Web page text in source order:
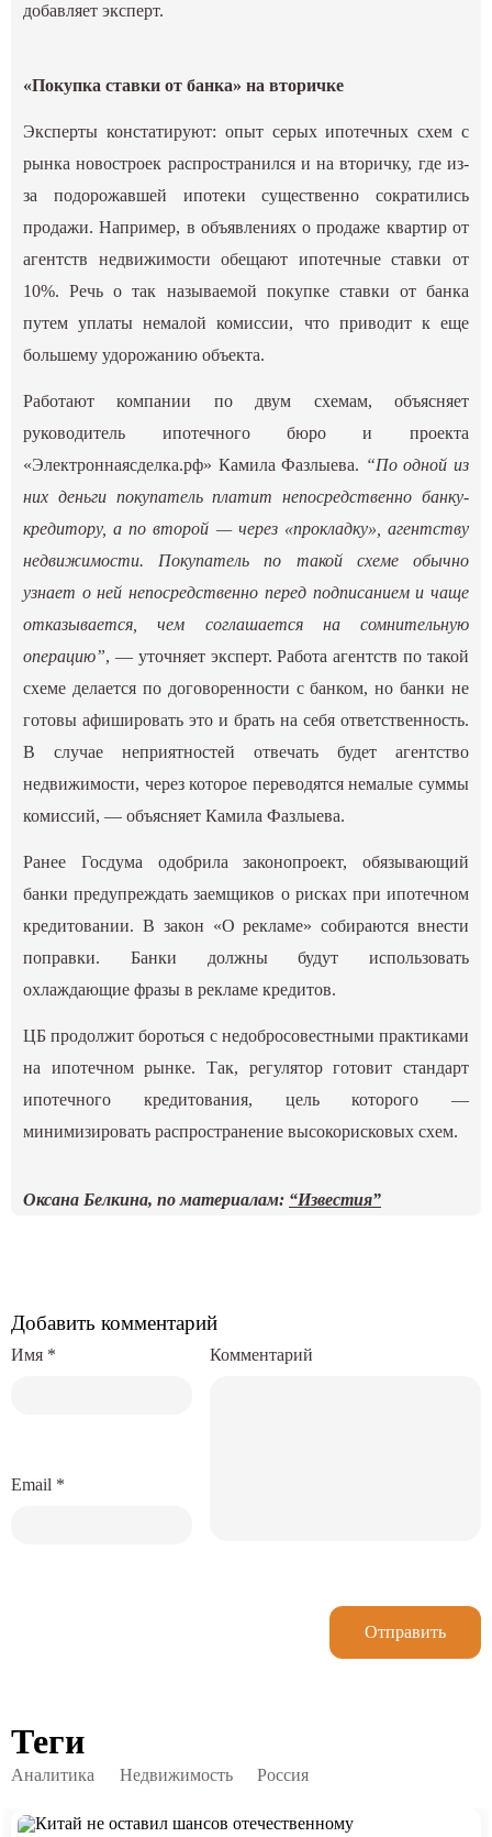
добавляет эксперт.
«Покупка ставки от банка» на вторичке
Эксперты констатируют: опыт серых ипотечных схем с
рынка новостроек распространился и на вторичку, где из-
за подорожавшей ипотеки существенно сократились
продажи. Например, в объявлениях о продаже квартир от
агентств недвижимости обещают ипотечные ставки от
10%. Речь о так называемой покупке ставки от банка
путем уплаты немалой комиссии, что приводит к еще
большему удорожанию объекта.
Работают компании по двум схемам, объясняет
руководитель ипотечного бюро и проекта
«Электроннаясделка.рф» Камила Фазлыева. “По одной из
них деньги покупатель платит непосредственно банку-
кредитору, а по второй — через «прокладку», агентству
недвижимости. Покупатель по такой схеме обычно
узнает о ней непосредственно перед подписанием и чаще
отказывается, чем соглашается на сомнительную
операцию”, — уточняет эксперт. Работа агентств по такой
схеме делается по договоренности с банком, но банки не
готовы афишировать это и брать на себя ответственность.
В случае неприятностей отвечать будет агентство
недвижимости, через которое переводятся немалые суммы
комиссий, — объясняет Камила Фазлыева.
Ранее Госдума одобрила законопроект, обязывающий
банки предупреждать заемщиков о рисках при ипотечном
кредитовании. В закон «О рекламе» собираются внести
поправки. Банки должны будут использовать
охлаждающие фразы в рекламе кредитов.
ЦБ продолжит бороться с недобросовестными практиками
на ипотечном рынке. Так, регулятор готовит стандарт
ипотечного кредитования, цель которого —
минимизировать распространение высокорисковых схем.
Оксана Белкина, по материалам: “Известия”
Добавить комментарий
Комментарий
Имя *
Email *
Отправить
Теги
Аналитика Недвижимость Россия